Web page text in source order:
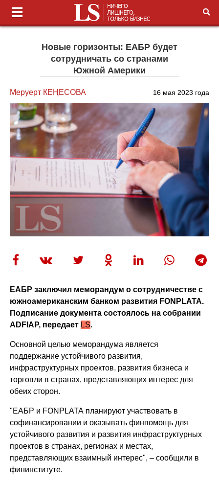
Новые горизонты: ЕАБР будет
сотрудничать со странами
Южной Америки
Меруерт КЕҢЕСОВА 16 мая 2023 года
ЕАБР заключил меморандум о сотрудничестве с
южноамериканским банком развития FONPLATA.
Подписание документа состоялось на собрании
ADFIAP, передает LS.
Основной целью меморандума является
поддержание устойчивого развития,
инфраструктурных проектов, развития бизнеса и
торговли в странах, представляющих интерес для
обеих сторон.
"ЕАБР и FONPLATA планируют участвовать в
софинансировании и оказывать финпомощь для
устойчивого развития и развития инфраструктурных
проектов в странах, регионах и местах,
представляющих взаимный интерес", – сообщили в
фининституте.